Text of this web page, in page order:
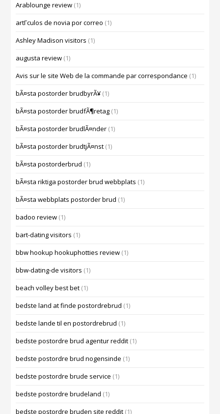
Arablounge review (1)
artГ­culos de novia por correo (1)
Ashley Madison visitors (1)
augusta review (1)
Avis sur le site Web de la commande par correspondance (1)
bÃ¤sta postorder brudbyrÃ¥ (1)
bÃ¤sta postorder brudfÃ¶retag (1)
bÃ¤sta postorder brudlÃ¤nder (1)
bÃ¤sta postorder brudtjÃ¤nst (1)
bÃ¤sta postorderbrud (1)
bÃ¤sta riktiga postorder brud webbplats (1)
bÃ¤sta webbplats postorder brud (1)
badoo review (1)
bart-dating visitors (1)
bbw hookup hookuphotties review (1)
bbw-dating-de visitors (1)
beach volley best bet (1)
bedste land at finde postordrebrud (1)
bedste lande til en postordrebrud (1)
bedste postordre brud agentur reddit (1)
bedste postordre brud nogensinde (1)
bedste postordre brude service (1)
bedste postordre brudeland (1)
bedste postordre bruden site reddit (1)